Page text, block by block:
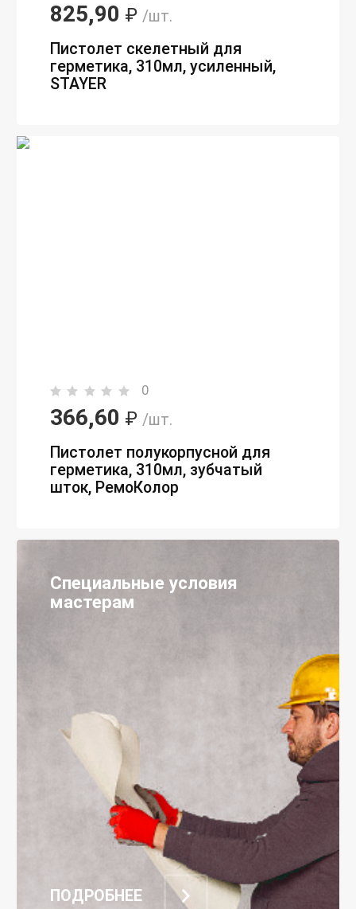
825,90 ₽ /шт.
Пистолет скелетный для
герметика, 310мл, усиленный,
STAYER
0
366,60 ₽ /шт.
Пистолет полукорпусной для
герметика, 310мл, зубчатый
шток, РемоКолор
Специальные условия
мастерам
ПОДРОБНЕЕ